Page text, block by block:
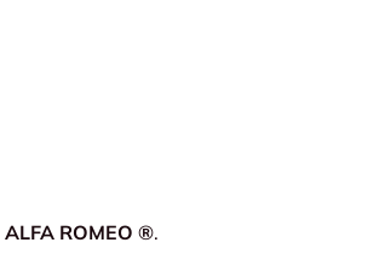
ALFA ROMEO ®.